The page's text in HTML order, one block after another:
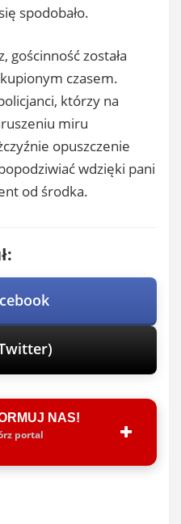
spodobało.
gościnność została
czasem.
którzy na
miru
opuszczenie
wdzięki pani
od środka.
NAS!
portal